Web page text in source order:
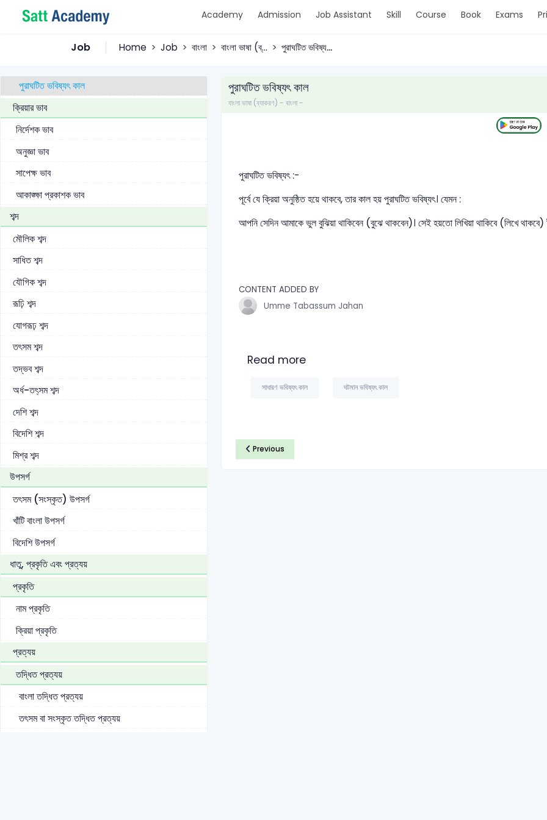
Academy Admission Job Assistant Skill Course Book Exams
Job Home Job বাংলা বাংলা ভাষা (ব্... পুরাঘটিত ভবিষ্য...
ভবিষ্যৎ কাল
সাধারণ ভবিষ্যৎ কাল
পুরাঘটিত ভবিষ্যৎ কাল
ক্রিয়ার ভাব
নির্দেশক ভাব
অনুজ্ঞা ভাব
সাপেক্ষ ভাব
আকাঙ্ক্ষা প্রকাশক ভাব
শব্দ
মৌলিক শব্দ
সাধিত শব্দ
যৌগিক শব্দ
রূঢ়ি শব্দ
যোগরূঢ় শব্দ
তৎসম শব্দ
তদ্ভব শব্দ
অর্ধ-তৎ্সম শব্দ
দেশি শব্দ
বিদেশি শব্দ
মিশ্র শব্দ
উপসর্গ
তৎসম (সংস্কৃত) উপসর্গ
খাঁটি বাংলা উপসর্গ
বিদেশি উপসর্গ
ধাতু, প্রকৃতি এবং প্রত্যয়
প্রকৃতি
নাম প্রকৃতি
ক্রিয়া প্রকৃতি
প্রত্যয়
তদ্ধিত প্রত্যয়
বাংলা তদ্ধিত প্রত্যয়
তৎসম বা সংস্কৃত তদ্ধিত প্রত্যয়
পুরাঘটিত ভবিষ্যৎ কাল
বাংলা ভাষা (ব্যাকরণ) - বাংলা -
পুরাঘটিত ভবিষ্যৎ :-
পূর্বে যে ক্রিয়া অনুষ্ঠিত হয়ে থাকবে, তার কাল হয় পুরাঘটিত ভবিষ্যৎ। যেমন :
আপনি সেদিন আমাকে ভুল বুঝিয়া থাকিবেন (বুঝে থাকবেন)। সেই হয়তো লিখিয়া থাকিবে (লিখে থাকবে)
CONTENT ADDED BY
Umme Tabassum Jahan
Read more
সাধারণ ভবিষ্যৎ কাল ঘটমান ভবিষ্যৎ কাল
Previous